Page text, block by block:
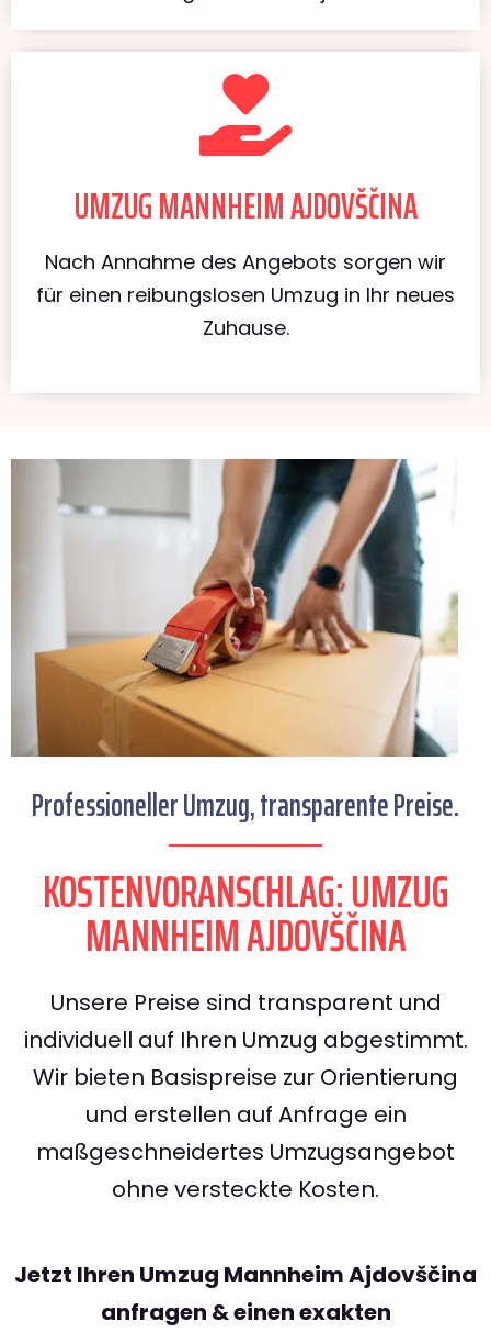
UMZUG MANNHEIM AJDOVŠČINA
Nach Annahme des Angebots sorgen wir
für einen reibungslosen Umzug in Ihr neues
Zuhause.
Professioneller Umzug, transparente Preise.
KOSTENVORANSCHLAG: UMZUG
MANNHEIM AJDOVŠČINA
Unsere Preise sind transparent und
individuell auf Ihren Umzug abgestimmt.
Wir bieten Basispreise zur Orientierung
und erstellen auf Anfrage ein
maßgeschneidertes Umzugsangebot
ohne versteckte Kosten.
Jetzt Ihren Umzug Mannheim Ajdovščina
anfragen & einen exakten